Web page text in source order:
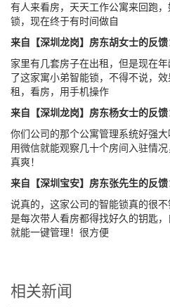
有人来看房，天天工作公寓来回跑
锁，现在终于有时间做自
来自【深圳龙岗】房东胡女士的反馈
家里有几套房子在出租，但是现在
了这家寓小弟智能锁，不得不说，
租，看房，用手机操作
来自【深圳龙岗】房东杨女士的反馈
你们公司的那个公寓管理系统好强
用微信就能观察几十个房间入驻情况
真爽！
来自【深圳宝安】房东张先生的反馈
说真的，这家公司的智能锁真的很
是每次带人看房都得找好久的钥匙
就能一键管理！很方便
相关新闻